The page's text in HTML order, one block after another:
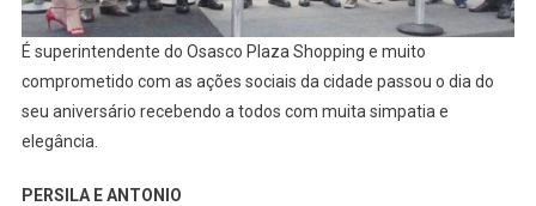
É superintendente do Osasco Plaza Shopping e muito
comprometido com as ações sociais da cidade passou o dia do
seu aniversário recebendo a todos com muita simpatia e
elegância.
PERSILA E ANTONIO